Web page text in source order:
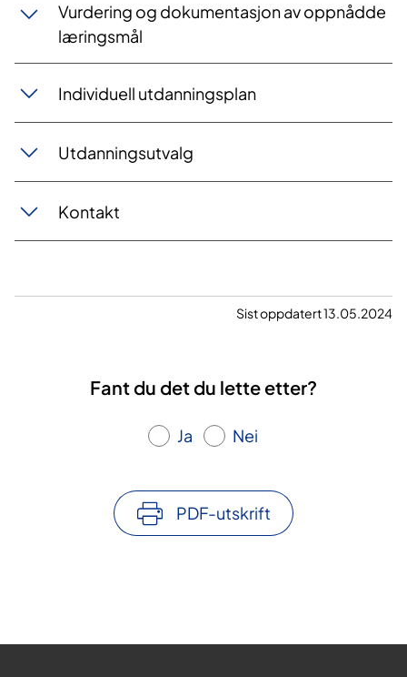
Vurdering og dokumentasjon av oppnådde
læringsmål
Individuell utdanningsplan
Utdanningsutvalg
Kontakt
Sist oppdatert 13.05.2024
Fant du det du lette etter?
Ja Nei
PDF-utskrift